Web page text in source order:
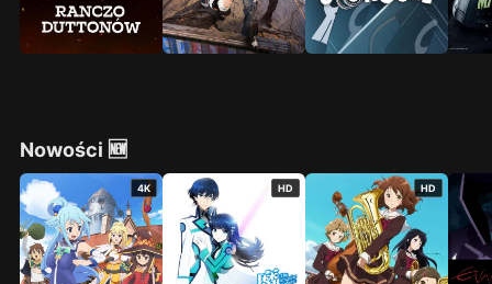
Nowości 🆕
4K HD HD